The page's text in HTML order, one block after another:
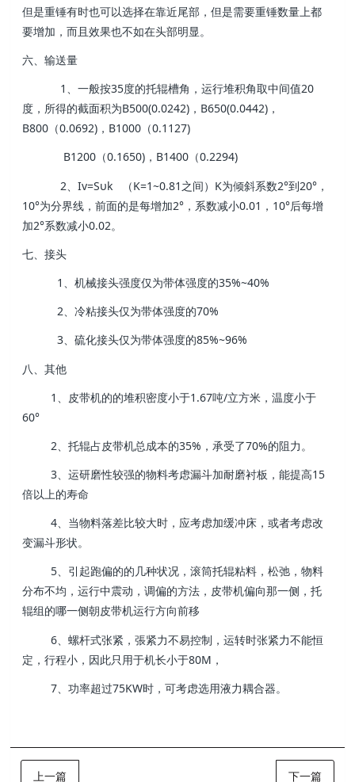
但是重锤有时也可以选择在靠近尾部，但是需要重锤数量上都
要增加，而且效果也不如在头部明显。
六、输送量
1、一般按35度的托辊槽角，运行堆积角取中间值20
度，所得的截面积为B500(0.0242)，B650(0.0442)，
B800（0.0692)，B1000（0.1127)
B1200（0.1650)，B1400（0.2294)
2、Iv=Sυk （K=1~0.81之间）K为倾斜系数2°到20°，
10°为分界线，前面的是每增加2°，系数减小0.01，10°后每增
加2°系数减小0.02。
七、接头
1、机械接头强度仅为带体强度的35%~40%
2、冷粘接头仅为带体强度的70%
3、硫化接头仅为带体强度的85%~96%
八、其他
1、皮带机的的堆积密度小于1.67吨/立方米，温度小于
60°
2、托辊占皮带机总成本的35%，承受了70%的阻力。
3、运研磨性较强的物料考虑漏斗加耐磨衬板，能提高15
倍以上的寿命
4、当物料落差比较大时，应考虑加缓冲床，或者考虑改
变漏斗形状。
5、引起跑偏的的几种状况，滚筒托辊粘料，松弛，物料
分布不均，运行中震动，调偏的方法，皮带机偏向那一侧，托
辊组的哪一侧朝皮带机运行方向前移
6、螺杆式张紧，張紧力不易控制，运转时张紧力不能恒
定，行程小，因此只用于机长小于80M，
7、功率超过75KW时，可考虑选用液力耦合器。
上一篇 下一篇